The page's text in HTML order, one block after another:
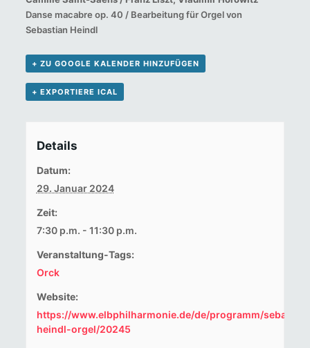
Danse macabre op. 40 / Bearbeitung für Orgel von
Sebastian Heindl
+ ZU GOOGLE KALENDER HINZUFÜGEN
+ EXPORTIERE ICAL
Details
Datum:
29. Januar 2024
Zeit:
7:30 p.m. - 11:30 p.m.
Veranstaltung-Tags:
Orck
Website:
https://www.elbphilharmonie.de/de/programm/
heindl-orgel/20245